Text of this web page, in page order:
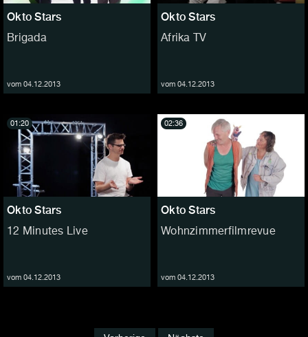
Okto Stars
Brigada
vom 04.12.2013
Okto Stars
Afrika TV
vom 04.12.2013
Okto Stars
12 Minutes Live
vom 04.12.2013
01:20
Okto Stars
Wohnzimmerfilmrevue
vom 04.12.2013
02:36